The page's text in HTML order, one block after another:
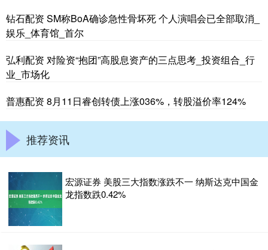
钻石配资 SM称BoA确诊急性骨坏死 个人演唱会已全部取消_
娱乐_体育馆_首尔
弘利配资 对险资“抱团”高股息资产的三点思考_投资组合_行
业_市场化
普惠配资 8月11日睿创转债上涨036%，转股溢价率124%
推荐资讯
宏源证券 美股三大指数涨跌不一 纳斯达克中国金
龙指数跌0.42%